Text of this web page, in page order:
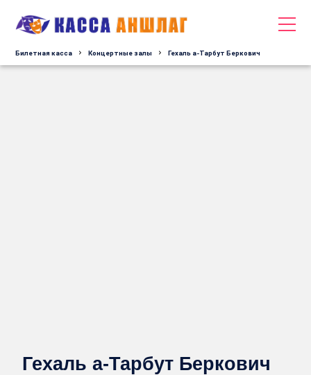
Билетная касса Концертные залы Гехаль а-Тарбут Беркович
Гехаль а-Тарбут Беркович